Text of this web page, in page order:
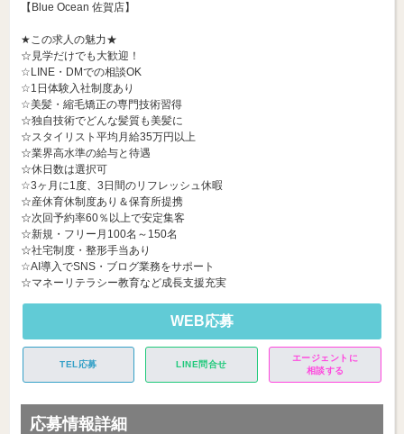
【Blue Ocean 佐賀店】
★この求人の魅力★
☆見学だけでも大歓迎！
☆LINE・DMでの相談OK
☆1日体験入社制度あり
☆美髪・縮毛矯正の専門技術習得
☆独自技術でどんな髪質も美髪に
☆スタイリスト平均月給35万円以上
☆業界高水準の給与と待遇
☆休日数は選択可
☆3ヶ月に1度、3日間のリフレッシュ休暇
☆産休育休制度あり＆保育所提携
☆次回予約率60％以上で安定集客
☆新規・フリー月100名～150名
☆社宅制度・整形手当あり
☆AI導入でSNS・ブログ業務をサポート
☆マネーリテラシー教育など成長支援充実
WEB応募
TEL応募 LINE問合せ
エージェントに
相談する
応募情報詳細